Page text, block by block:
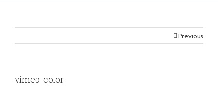
Previous
vimeo-color